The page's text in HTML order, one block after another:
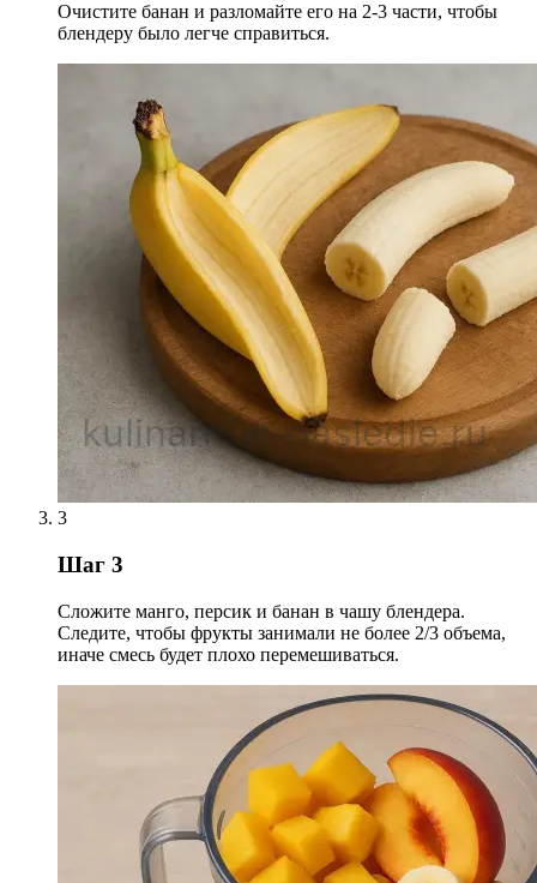
Очистите банан и разломайте его на 2-3 части, чтобы
блендеру было легче справиться.
3
Шаг 3
Сложите манго, персик и банан в чашу блендера.
Следите, чтобы фрукты занимали не более 2/3 объема,
иначе смесь будет плохо перемешиваться.